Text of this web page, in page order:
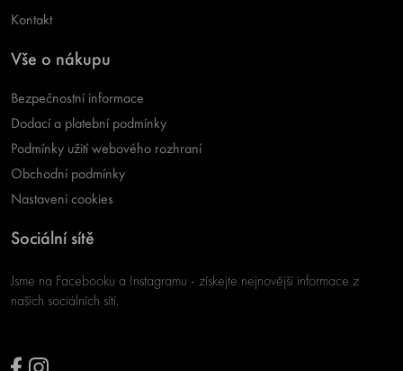
Kontakt
Vše o nákupu
Bezpečnostní informace
Dodací a platební podmínky
Podmínky užití webového rozhraní
Obchodní podmínky
Nastavení cookies
Sociální sítě
Jsme na Facebooku a Instagramu - získejte nejnovější informace z
našich sociálních sítí.